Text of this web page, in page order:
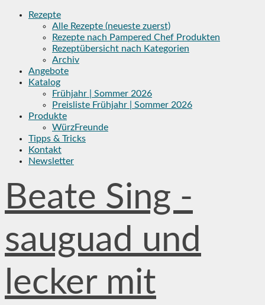
Skip
Rezepte
Alle Rezepte (neueste zuerst)
Rezepte nach Pampered Chef Produkten
Rezeptübersicht nach Kategorien
Archiv
Angebote
Katalog
Frühjahr | Sommer 2026
Preisliste Frühjahr | Sommer 2026
Produkte
WürzFreunde
Tipps & Tricks
Kontakt
Newsletter
Beate Sing -
sauguad und
lecker mit